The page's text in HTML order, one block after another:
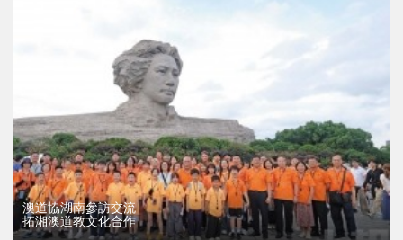
澳道協湖南參訪交流
拓湘澳道教文化合作